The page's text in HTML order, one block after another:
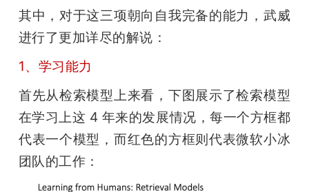
其中，对于这三项朝向自我完备的能力，武威
进行了更加详尽的解说：
1、学习能力
首先从检索模型上来看，下图展示了检索模型
在学习上这 4 年来的发展情况，每一个方框都
代表一个模型，而红色的方框则代表微软小冰
团队的工作：